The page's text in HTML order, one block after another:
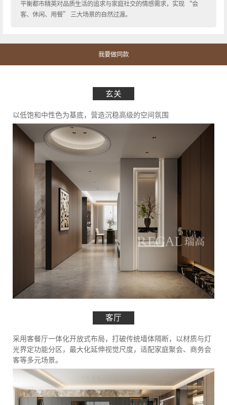
平衡都市精英对品质生活的追求与家庭社交的情感需求，实现 “会
客、休闲、用餐” 三大场景的自然过渡。
我要做同款
玄关
以低饱和中性色为基底，营造沉稳高级的空间氛围
客厅
采用客餐厅一体化开放式布局，打破传统墙体隔断，以材质与灯
光界定功能分区，最大化延伸视觉尺度，适配家庭聚会、商务会
客等多元场景。